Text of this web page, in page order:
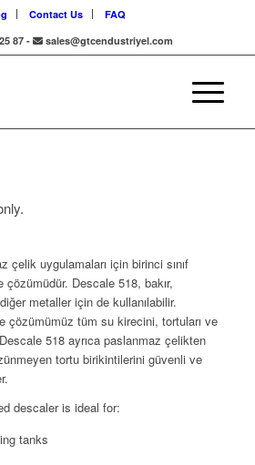
Contact Us
FAQ
87 -
sales@gtcendustriyel.com
çelik uygulamaları için birinci sınıf
Descale 518, bakır,
metaller için de kullanılabilir.
çözümümüz tüm su kirecini, tortuları ve
518 ayrıca paslanmaz çelikten
tortu birikintilerini güvenli ve
descaler is ideal for:
tanks